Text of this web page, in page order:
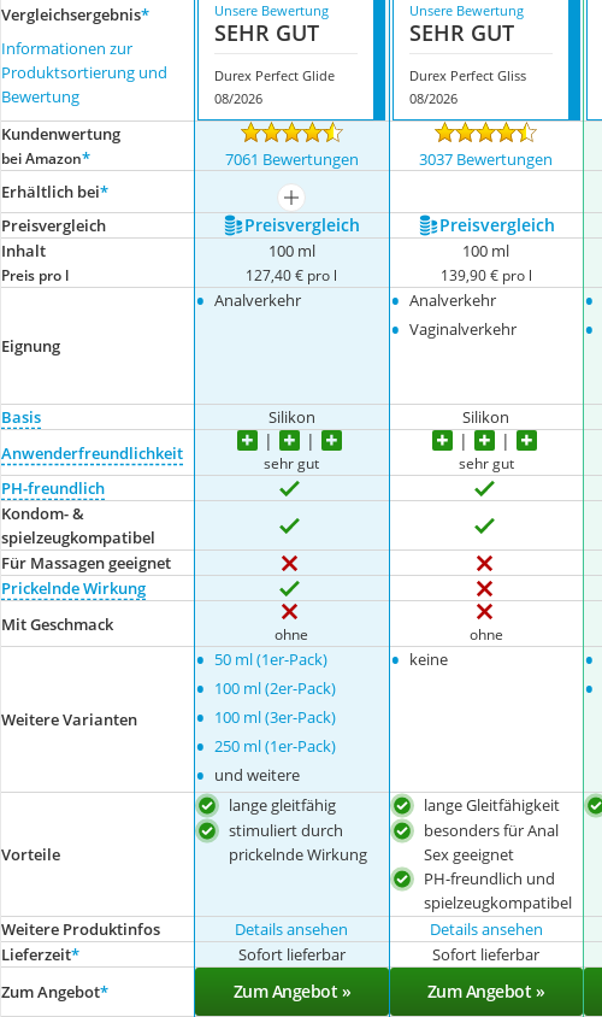
Vergleichsergebnis*
Informationen zur
Produktsortierung und
Bewertung
Unsere Bewertung
SEHR GUT
Durex Perfect Glide
08/2026
Unsere Bewertung
SEHR GUT
Durex Perfect Gliss
08/2026
Kundenwertung
bei Amazon* 7061 Bewertungen 3037 Bewertungen
Erhältlich bei*
mehr anzeigen
Preis­vergleich
Preis­vergleich Preis­vergleich
Inhalt
Preis pro l
100 ml
127,40 € pro l
100 ml
139,90 € pro l
Eignung
• Analverkehr • Analverkehr
• Vaginalverkehr
•
•
Basis
Silikon Silikon
Anwenderfreundlichkeit
sehr gut sehr gut
PH-freundlich
Kondom- &
spielzeugkompatibel
Für Massagen geeignet
Prickelnde Wirkung
Mit Geschmack
ohne ohne
Weitere Varianten
• 50 ml (1er-Pack)
• 100 ml (2er-Pack)
• 100 ml (3er-Pack)
• 250 ml (1er-Pack)
• und weitere
• keine •
•
Vorteile
lange gleitfähig
stimuliert durch
prickelnde Wirkung
lange Gleitfähigkeit
besonders für Anal
Sex geeignet
PH-freundlich und
spielzeugkompatibel
Weitere Produktinfos
Details ansehen Details ansehen
Lieferzeit* Sofort lieferbar Sofort lieferbar
Zum Angebot* Zum Angebot » Zum Angebot »